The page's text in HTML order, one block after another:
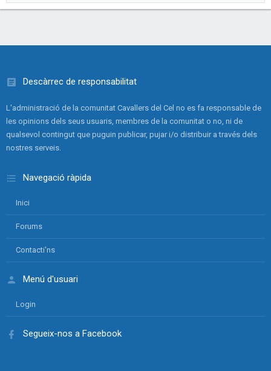
Descàrrec de responsabilitat
L'administració de la comunitat Cavallers del Cel no es fa responsable de
les opinions dels seus usuaris, membres de la comunitat o no, ni de
qualsevol contingut que puguin publicar, pujar i/o distribuir a través dels
nostres serveis.
Navegació ràpida
Inici
Forums
Contacti'ns
Menú d'usuari
Login
Segueix-nos a Facebook